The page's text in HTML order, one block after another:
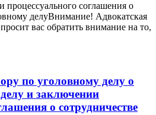
процессуального соглашения о
делуВнимание! Адвокатская
вас обратить внимание на то,
по уголовному делу о
и заключении
о сотрудничестве